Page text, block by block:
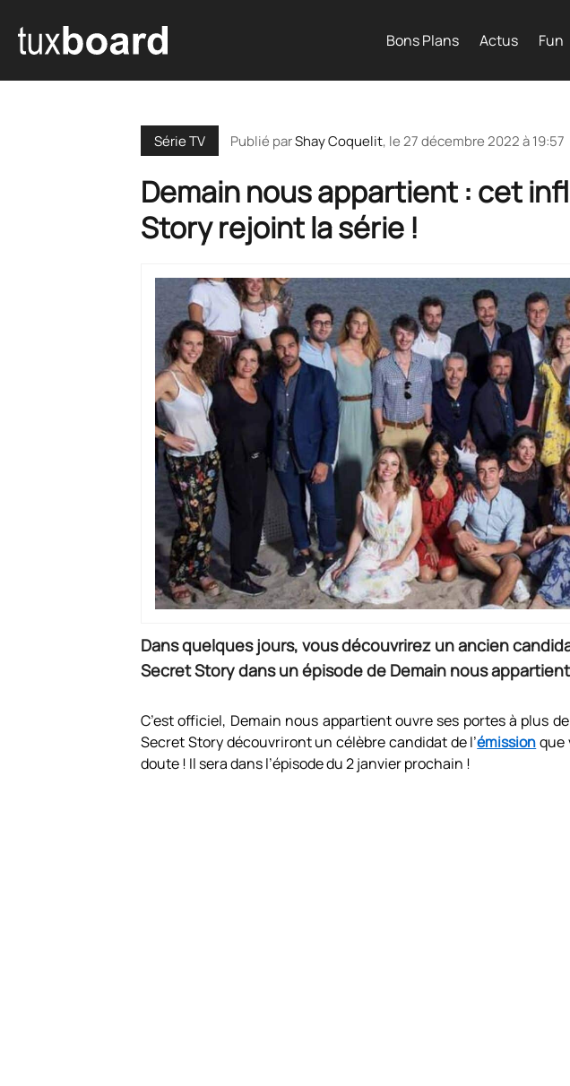
Bons Plans Actus Fun
Série TV Publié parShay Coquelit, le27 décembre 2022 à 19:57
Demain nous appartient : cet
Story rejoint la série !
Dans quelques jours, vous découvrirez un ancien
Secret Story dans un épisode de Demain nous
C’est officiel, Demain nous appartient ouvre ses portes à plus
Secret Story découvriront un célèbre candidat de l’émissionque
doute ! Il sera dans l’épisode du 2 janvier prochain !